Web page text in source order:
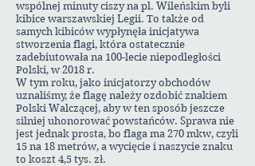
wspólnej minuty ciszy na pl. Wileńskim byli
kibice warszawskiej Legii. To także od
samych kibiców wypłynęła inicjatywa
stworzenia flagi, która ostatecznie
zadebiutowała na 100-lecie niepodległości
Polski, w 2018 r.
W tym roku, jako inicjatorzy obchodów
uznaliśmy, że flagę należy ozdobić znakiem
Polski Walczącej, aby w ten sposób jeszcze
silniej uhonorować powstańców. Sprawa nie
jest jednak prosta, bo flaga ma 270 mkw, czyli
15 na 18 metrów, a wycięcie i naszycie znaku
to koszt 4,5 tys. zł.